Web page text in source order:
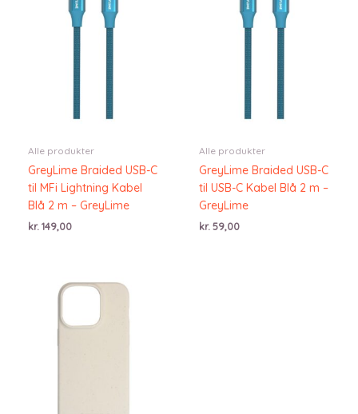
Alle produkter
GreyLime Braided USB-C
til MFi Lightning Kabel
Blå 2 m – GreyLime
kr. 149,00
Alle produkter
GreyLime Braided USB-C
til USB-C Kabel Blå 2 m –
GreyLime
kr. 59,00